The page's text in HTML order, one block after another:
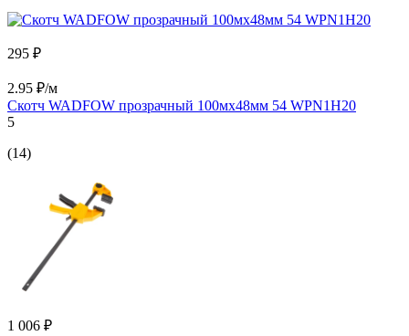
295 ₽
2.95 ₽/м
Скотч WADFOW прозрачный 100мх48мм 54 WPN1H20
5
(14)
1 006 ₽